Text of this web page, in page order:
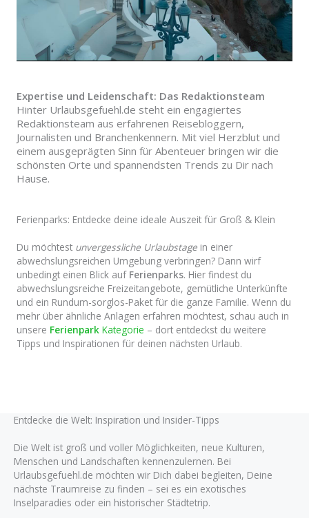
Expertise und Leidenschaft: Das Redaktionsteam
Hinter Urlaubsgefuehl.de steht ein engagiertes
Redaktionsteam aus erfahrenen Reisebloggern,
Journalisten und Branchenkennern. Mit viel Herzblut und
einem ausgeprägten Sinn für Abenteuer bringen wir die
schönsten Orte und spannendsten Trends zu Dir nach
Hause.
Ferienparks: Entdecke deine ideale Auszeit für Groß & Klein
Du möchtest unvergessliche Urlaubstage in einer
abwechslungsreichen Umgebung verbringen? Dann wirf
unbedingt einen Blick auf Ferienparks. Hier findest du
abwechslungsreiche Freizeitangebote, gemütliche Unterkünfte
und ein Rundum-sorglos-Paket für die ganze Familie. Wenn du
mehr über ähnliche Anlagen erfahren möchtest, schau auch in
unsere Ferienpark Kategorie – dort entdeckst du weitere
Tipps und Inspirationen für deinen nächsten Urlaub.
Entdecke die Welt: Inspiration und Insider-Tipps
Die Welt ist groß und voller Möglichkeiten, neue Kulturen,
Menschen und Landschaften kennenzulernen. Bei
Urlaubsgefuehl.de möchten wir Dich dabei begleiten, Deine
nächste Traumreise zu finden – sei es ein exotisches
Inselparadies oder ein historischer Städtetrip.